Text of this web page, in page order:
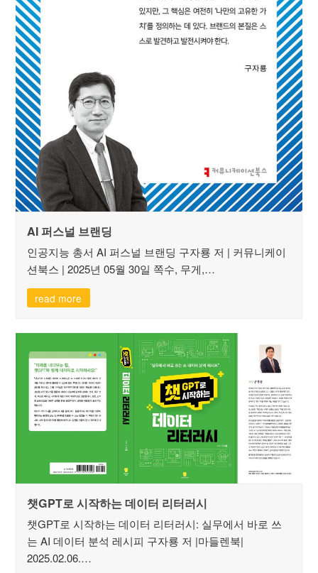
AI 퍼스널 브랜딩
인공지능 총서 AI 퍼스널 브랜딩 구자룡 저 | 커뮤니케이
션북스 | 2025년 05월 30일 쪽수, 무게,…
read more
챗GPT로 시작하는 데이터 리터러시
챗GPT로 시작하는 데이터 리터러시: 실무에서 바로 쓰
는 AI 데이터 분석 레시피 구자룡 저 |마들렌북|
2025.02.06.…